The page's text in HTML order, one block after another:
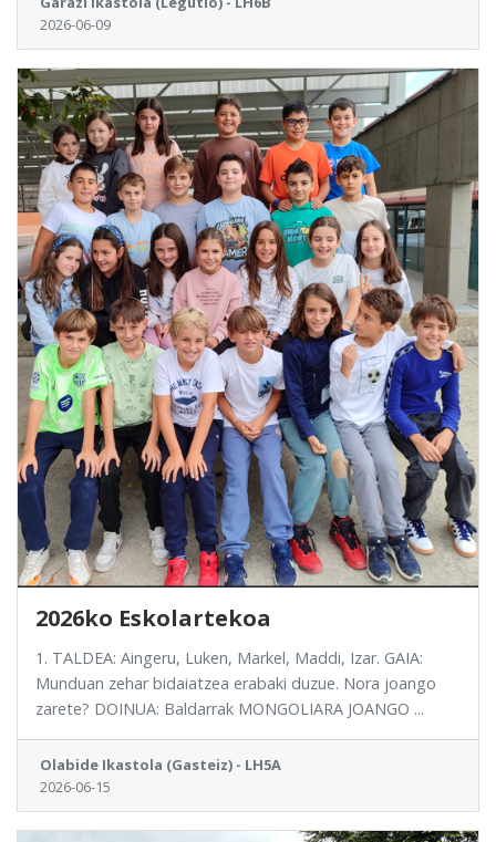
2026-06-09
2026ko Eskolartekoa
1. TALDEA: Aingeru, Luken, Markel, Maddi, Izar. GAIA:
Munduan zehar bidaiatzea erabaki duzue. Nora joango
zarete? DOINUA: Baldarrak MONGOLIARA JOANGO ...
Olabide Ikastola (Gasteiz) - LH5A
2026-06-15